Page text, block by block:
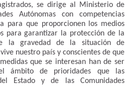
se dirige al Ministerio de
Autónomas con competencias
para que proporcionen los medios
para garantizar la protección de la
la gravedad de la situación de
nuestro país y conscientes de que
que se interesan han de ser
ámbito de prioridades que las
Estado y de las Comunidades